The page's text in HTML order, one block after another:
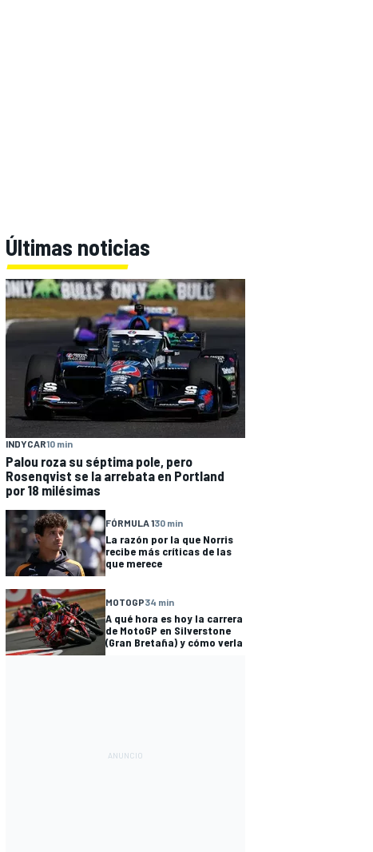
Últimas noticias
INDYCAR10 min
Palou roza su séptima pole, pero
Rosenqvist se la arrebata en Portland
por 18 milésimas
FÓRMULA 130 min
La razón por la que Norris
recibe más críticas de las
que merece
MOTOGP34 min
A qué hora es hoy la carrera
de MotoGP en Silverstone
(Gran Bretaña) y cómo verla